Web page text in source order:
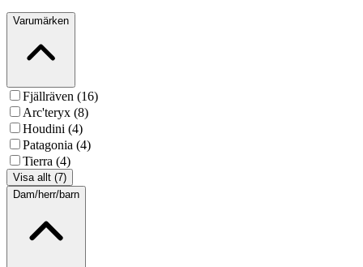
Varumärken
Fjällräven (16)
Arc'teryx (8)
Houdini (4)
Patagonia (4)
Tierra (4)
Visa allt (7)
Dam/herr/barn